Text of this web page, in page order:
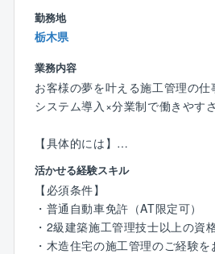
「子どもがのびのびと遊べる家が
を作りたい」など希望はさまざま
お客様と直接関わることができる
つのこだわりを実現できるやりが
〈チーム組織構成〉
いずれの拠点も、明るい声が響き
囲気で、わからないことがあれば
境が整っています。
中途入社も多く、壁を感じること
きる環境です。
勤務地
栃木県
業務内容
お客様の夢を叶える施工管理の仕
システム導入×分業制で働きやす
【具体的には】
・営業からお客様を引き継ぎ、施
・職人の手配や資材の発注を実施
・着工したら現場で品質・工程・
・約3～4ヶ月で完成。引き渡し
完了！
活かせる経験スキル
【必須条件】
・普通自動車免許（AT限定可）
・2級建築施工管理技士以上の資
・木造住宅の施工管理のご経験